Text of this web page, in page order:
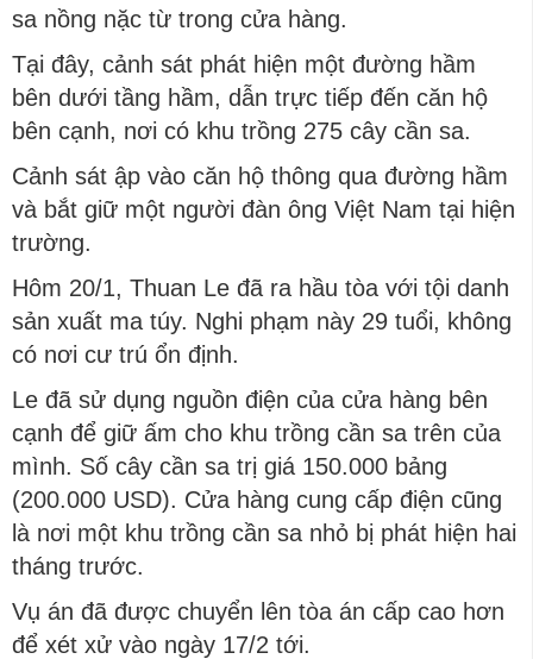
sa nồng nặc từ trong cửa hàng.
Tại đây, cảnh sát phát hiện một đường hầm
bên dưới tầng hầm, dẫn trực tiếp đến căn hộ
bên cạnh, nơi có khu trồng 275 cây cần sa.
Cảnh sát ập vào căn hộ thông qua đường hầm
và bắt giữ một người đàn ông Việt Nam tại hiện
trường.
Hôm 20/1, Thuan Le đã ra hầu tòa với tội danh
sản xuất ma túy. Nghi phạm này 29 tuổi, không
có nơi cư trú ổn định.
Le đã sử dụng nguồn điện của cửa hàng bên
cạnh để giữ ấm cho khu trồng cần sa trên của
mình. Số cây cần sa trị giá 150.000 bảng
(200.000 USD). Cửa hàng cung cấp điện cũng
là nơi một khu trồng cần sa nhỏ bị phát hiện hai
tháng trước.
Vụ án đã được chuyển lên tòa án cấp cao hơn
để xét xử vào ngày 17/2 tới.